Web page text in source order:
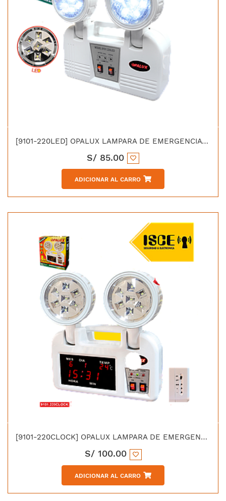
[9101-220LED] OPALUX LAMPARA DE EMERGENCIA 8H 14 LED SMD BATERIA 4V/2.5AH 7W
S/ 85.00
ADICIONAR AL CARRO
[9101-220CLOCK] OPALUX LAMPARA DE EMERGENCIA 8H 14 LED BATERIA 4V/2.5AH
S/ 100.00
ADICIONAR AL CARRO